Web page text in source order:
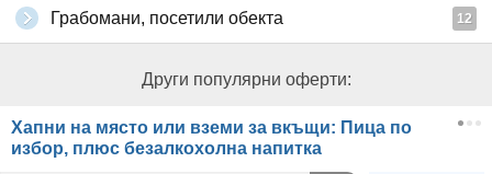
Грабомани, посетили обекта 12
Други популярни оферти:
Хапни на място или вземи за вкъщи: Пица по
избор, плюс безалкохолна напитка